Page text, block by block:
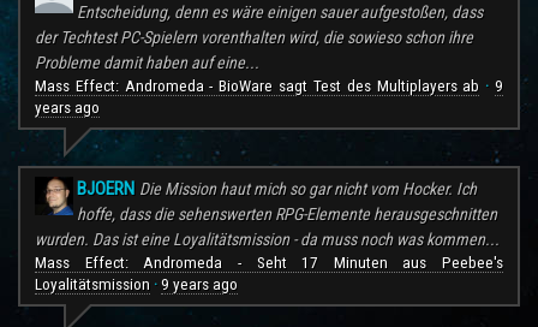
Entscheidung, denn es wäre einigen sauer aufgestoßen, dass
der Techtest PC-Spielern vorenthalten wird, die sowieso schon ihre
Probleme damit haben auf eine...
Mass Effect: Andromeda - BioWare sagt Test des Multiplayers ab ·9
years ago
BJOERN Die Mission haut mich so gar nicht vom Hocker. Ich
hoffe, dass die sehenswerten RPG-Elemente herausgeschnitten
wurden. Das ist eine Loyalitätsmission - da muss noch was kommen...
Mass Effect: Andromeda - Seht 17 Minuten aus Peebee's
Loyalitätsmission · 9 years ago